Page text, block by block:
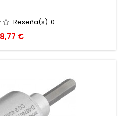
Reseña(s): 0
Precio
8,77 €